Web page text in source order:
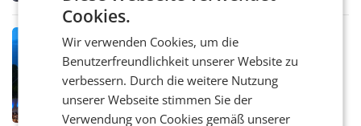
Medienberichte.
MARKETING & MEDIA
ORF-Kulturmatinee widmet sich 20
Jahren Grafenegg Festival und Peter
Simonischek
Am Sonntag, dem 9. August 2026, begleitet
Lillian Moschen das Publikum ab 9.05 Uhr
durch die ORF-„Kulturmatinee“. Die Sendung
Cookies.
Wir verwenden Cookies, um die
Benutzerfreundlichkeit unserer Website zu
verbessern. Durch die weitere Nutzung
unserer Webseite stimmen Sie der
Verwendung von Cookies gemäß unserer